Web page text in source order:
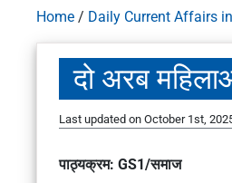
Home / Daily Current Affairs
दो अरब
Last updated on October 1st,
पाठ्यक्रम: GS1/समाज